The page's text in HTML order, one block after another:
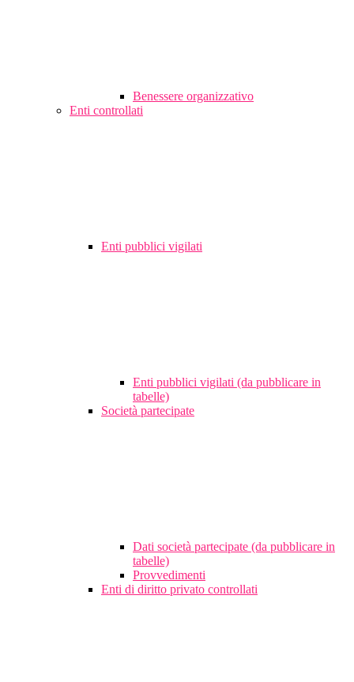
Benessere organizzativo
Enti controllati
Enti pubblici vigilati
Enti pubblici vigilati (da pubblicare in
tabelle)
Società partecipate
Dati società partecipate (da pubblicare in
tabelle)
Provvedimenti
Enti di diritto privato controllati